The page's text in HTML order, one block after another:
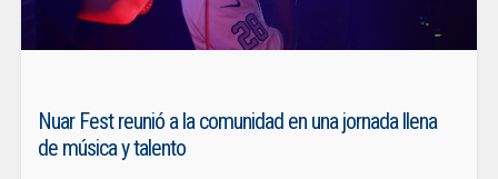
Nuar Fest reunió a la comunidad en una jornada llena
de música y talento